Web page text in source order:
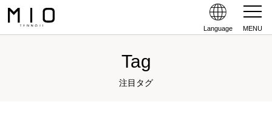
Language MENU
Tag
注目タグ